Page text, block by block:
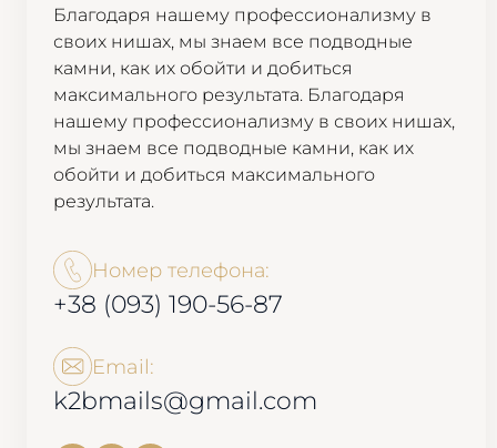
Благодаря нашему профессионализму в
своих нишах, мы знаем все подводные
камни, как их обойти и добиться
максимального результата. Благодаря
нашему профессионализму в своих нишах,
мы знаем все подводные камни, как их
обойти и добиться максимального
результата.
Номер телефона:
+38 (093) 190-56-87
Email:
k2bmails@gmail.com